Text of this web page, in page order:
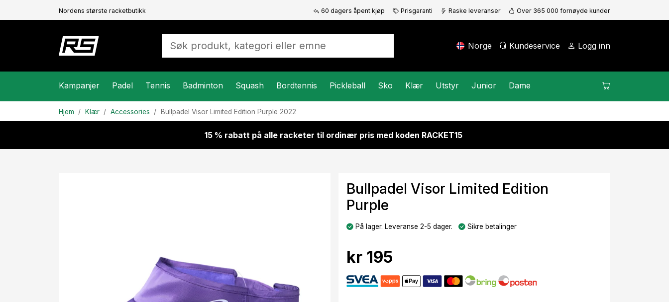
Nordens største racketbutikk 60 dagers åpent kjøp Prisgaranti Raske leveranser Over 365 000 fornøyde kunder
Norge Kundeservice Logg inn
Kampanjer Padel Tennis Badminton Squash Bordtennis Pickleball Sko Klær Utstyr Junior Dame
Hjem Klær Accessories Bullpadel Visor Limited Edition Purple 2022
15 % rabatt på alle racketer til ordinær pris med koden RACKET15
Bullpadel Visor Limited Edition
Purple
På lager. Leveranse 2-5 dager. Sikre betalinger
kr 195